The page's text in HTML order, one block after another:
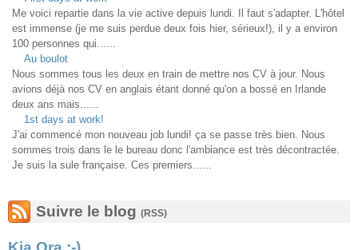
Suivre le blog (RSS)
Me voici repartie dans la vie active depuis lundi. Il faut s'adapter. L'hôtel
est immense (je me suis perdue deux fois hier, sérieux!), il y a environ
100 personnes qui......
Au boulot
Nous sommes tous les deux en train de mettre nos CV à jour. Nous
avions déjà nos CV en anglais étant donné qu'on a bossé en Irlande
deux ans mais......
1st days at work!
J'ai commencé mon nouveau job lundi! ça se passe très bien. Nous
sommes trois dans le le bureau donc l'ambiance est très décontractée.
Je suis la sule française. Ces premiers......